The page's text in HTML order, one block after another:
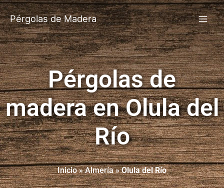
Pérgolas de Madera
Pérgolas de
madera en Olula del
Río
Inicio»Almería»Olula del Río